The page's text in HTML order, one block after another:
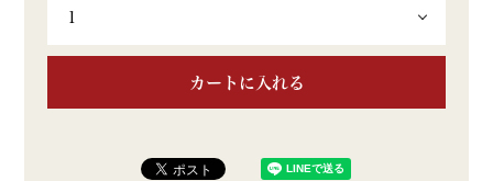
カートに入れる